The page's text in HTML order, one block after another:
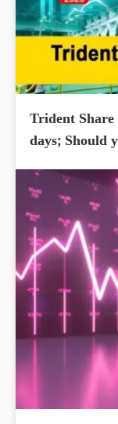
Trident
days; Should